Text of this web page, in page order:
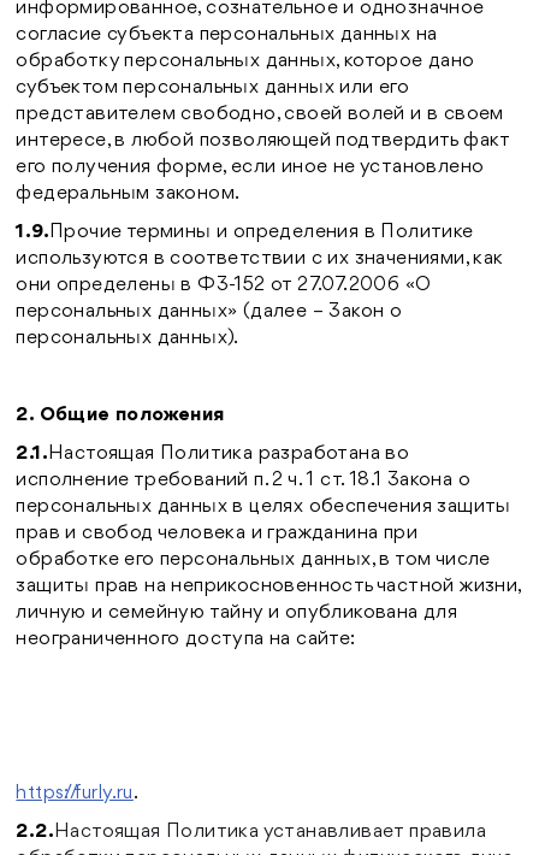
информированное, сознательное и однозначное
согласие субъекта персональных данных на
обработку персональных данных, которое дано
субъектом персональных данных или его
представителем свободно, своей волей и в своем
интересе, в любой позволяющей подтвердить факт
его получения форме, если иное не установлено
федеральным законом.
1.9. Прочие термины и определения в Политике
используются в соответствии с их значениями, как
они определены в ФЗ-152 от 27.07.2006 «О
персональных данных» (далее – Закон о
персональных данных).
2. Общие положения
2.1. Настоящая Политика разработана во
исполнение требований п. 2 ч. 1 ст. 18.1 Закона о
персональных данных в целях обеспечения защиты
прав и свобод человека и гражданина при
обработке его персональных данных, в том числе
защиты прав на неприкосновенность частной жизни,
личную и семейную тайну и опубликована для
неограниченного доступа на сайте:
https://furly.ru.
2.2. Настоящая Политика устанавливает правила